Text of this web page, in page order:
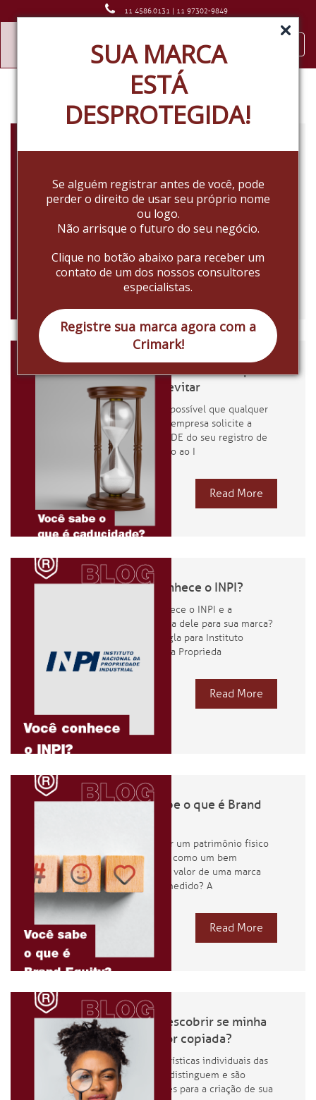
SUA MARCA
ESTÁ
DESPROTEGIDA!
Se alguém registrar antes de você, pode
perder o direito de usar seu próprio nome
ou logo.
Não arrisque o futuro do seu negócio.
Clique no botão abaixo para receber um
contato de um dos nossos consultores
especialistas.
Registre sua marca agora com a
Crimark!
Desde 1985
11 4586.0131 | 11 97302-9849
Como proteger sua marca
Em um mundo que está cada vez
mais online, assim que abrimos
um negócio e criamos uma marca,
é cada vez mais
Read More
e como evitar
Pela lei, é possível que qualquer
pessoa ou empresa solicite a
CADUCIDADE do seu registro de
marca junto ao I
Read More
Você conhece o INPI?
Você conhece o INPI e a
importância dele para sua marca?
INPI é a sigla para Instituto
Nacional da Proprieda
Read More
Você sabe o que é Brand
Por não ser um patrimônio físico
e tangível, como um bem
material, o valor de uma marca
pode ser medido? A
Read More
Como descobrir se minha
marca for copiada?
As características individuais das
marcas as distinguem e são
importantes para a criação de sua